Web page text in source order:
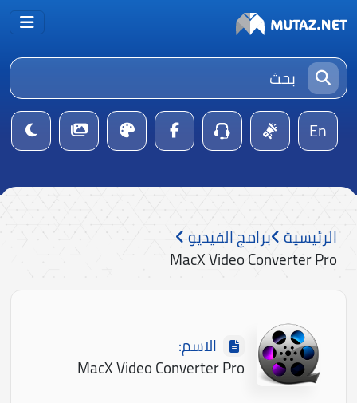
En
الرئيسية برامج الفيديو
MacX Video Converter Pro
الاسم:
MacX Video Converter Pro